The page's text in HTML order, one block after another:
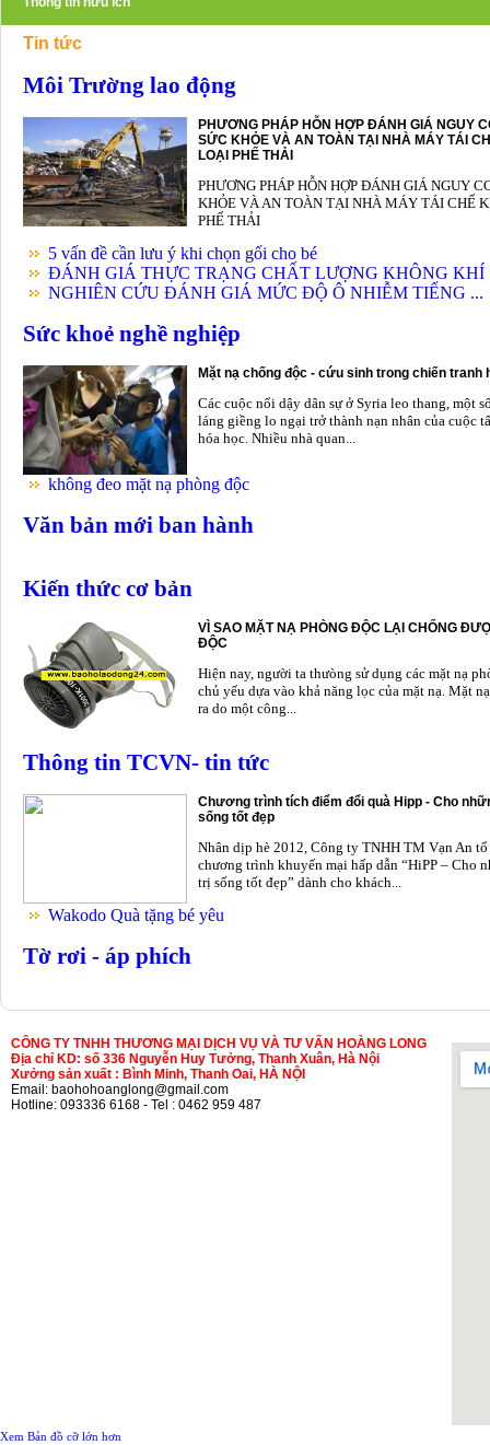
Tin tức
Môi Trường lao động
PHƯƠNG PHÁP HỖN HỢP ĐÁNH GIÁ NGUY
SỨC KHỎE VÀ AN TOÀN TẠI NHÀ MÁY TÁI
LOẠI PHẾ THẢI
PHƯƠNG PHÁP HỖN HỢP ĐÁNH GIÁ NGUY
KHỎE VÀ AN TOÀN TẠI NHÀ MÁY TÁI CHẾ
PHẾ THẢI
5 vấn đề cần lưu ý khi chọn gối cho bé
ĐÁNH GIÁ THỰC TRẠNG CHẤT LƯỢNG KHÔNG KHÍ
NGHIÊN CỨU ĐÁNH GIÁ MỨC ĐỘ Ô NHIỄM TIẾNG ...
Sức khoẻ nghề nghiệp
Mặt nạ chống độc - cứu sinh trong chiến tranh
Các cuộc nổi dậy dân sự ở Syria leo thang, một
láng giềng lo ngại trở thành nạn nhân của cuộc
hóa học. Nhiều nhà quan...
không đeo mặt nạ phòng độc
Văn bản mới ban hành
Kiến thức cơ bản
VÌ SAO MẶT NẠ PHÒNG ĐỘC LẠI CHỐNG
ĐỘC
Hiện nay, người ta thưòng sử dụng các mặt nạ
chủ yếu dựa vào khả năng lọc của mặt nạ. Mặt
ra do một công...
Thông tin TCVN- tin tức
Chương trình tích điểm đổi quà Hipp - Cho
sống tốt đẹp
Nhân dịp hè 2012, Công ty TNHH TM Vạn An
chương trình khuyến mại hấp dẫn “HiPP – Cho
trị sống tốt đẹp” dành cho khách...
Wakodo Quà tặng bé yêu
Tờ rơi - áp phích
CÔNG TY TNHH THƯƠNG MẠI DỊCH VỤ VÀ TƯ VẤN HOÀNG LONG
Địa chỉ KD: số 336 Nguyễn Huy Tưởng, Thanh Xuân, Hà Nội
Xưởng sản xuất : Bình Minh, Thanh Oai, HÀ NỘI
Email: baohohoanglong@gmail.com
Hotline: 093336 6168 - Tel : 0462 959 487
Xem Bản đồ cỡ lớn hơn